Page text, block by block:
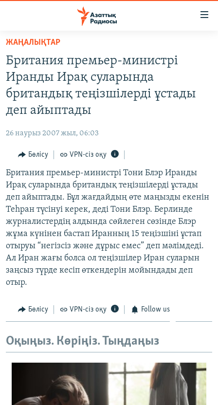
Skip
main
content
Skip
main
Skip
Search
САЯСАТ
AZATTYQTV
ҚАҢТАР ОҚИҒАСЫ
ӘЛЕУМЕТ
ӘЛЕМ
АРНАЙЫ ЖОБАЛАР
Русский
ЖАЗЫЛЫҢЫЗ
Басқа тілдерде
ЖАҢАЛЫҚТАР
Британия премьер-министрі
Иранды Ирақ суларында
британдық теңізшілерді ұстады
деп айыптады
26 наурыз 2007 жыл, 06:03
Бөлісу VPN-сіз оқу
Британия премьер-министрі Тони Блэр Иранды
Ирақ суларында британдық теңізшілерді ұстады
деп айыптады. Бұл жағдайдың өте маңызды екенін
Теһран түсінуі керек, деді Тони Блэр. Берлинде
журналистердің алдында сөйлеген сөзінде Блэр
жұма күнінен бастап Иранның 15 теңізшіні ұстап
отыруы “негізсіз және дұрыс емес” деп мәлімдеді.
Ал Иран жағы болса ол теңізшілер Иран суларын
заңсыз түрде кесіп өткендерін мойындады деп
отыр.
Бөлісу VPN-сіз оқу Follow us
Оқыңыз. Көріңіз. Тыңдаңыз